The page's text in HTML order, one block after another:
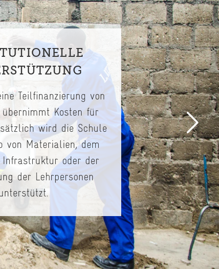
Teilfinanzierung von
Kosten für
wird die Schule
von Materialien, dem
oder der
der Lehrpersonen